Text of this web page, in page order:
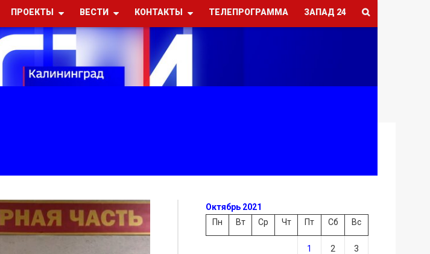
ПРОЕКТЫ ВЕСТИ КОНТАКТЫ ТЕЛЕПРОГРАММА ЗАПАД 24
Октябрь 2021
Пн
Вт Ср Чт Пт Сб Вс
1 2 3